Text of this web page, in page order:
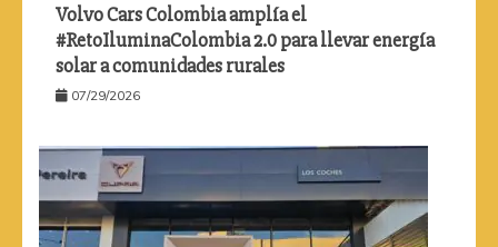
Volvo Cars Colombia amplía el
#RetoIluminaColombia 2.0 para llevar energía
solar a comunidades rurales
07/29/2026